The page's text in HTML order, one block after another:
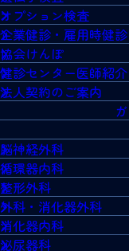
オプション検査
企業健診・雇用時健診
協会けんぽ
健診センター医師紹介
法人契約のご案内
脳神経外科
循環器内科
整形外科
外科・消化器外科
消化器内科
泌尿器科